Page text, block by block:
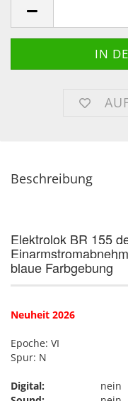
Beschreibung
Elektrolok BR 155
blaue Farbgebung
Neuheit 2026
Epoche: VI
Spur: N
Digital:
nein